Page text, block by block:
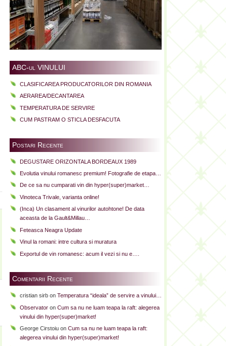
ABC-ul VINULUI
CLASIFICAREA PRODUCATORILOR DIN ROMANIA
AERAREA/DECANTAREA
TEMPERATURA DE SERVIRE
CUM PASTRAM O STICLA DESFACUTA
Postari Recente
DEGUSTARE ORIZONTALA BORDEAUX 1989
Evolutia vinului romanesc premium! Fotografie de etapa…
De ce sa nu cumparati vin din hyper(super)market…
Vinoteca Trivale, varianta online!
(Inca) Un clasament al vinurilor autohtone! De data
aceasta de la Gault&Millau…
Feteasca Neagra Update
Vinul la romani: intre cultura si muratura
Exportul de vin romanesc: acum il vezi si nu e….
Comentarii Recente
cristian sirb on Temperatura “ideala” de servire a vinului…
Observator on Cum sa nu ne luam teapa la raft: alegerea
vinului din hyper(super)market!
George Cirstoiu on Cum sa nu ne luam teapa la raft:
alegerea vinului din hyper(super)market!